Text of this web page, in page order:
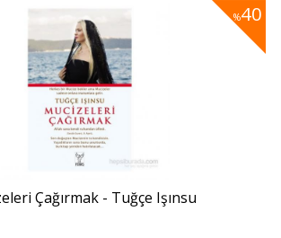
%40
Çağırmak - Tuğçe Işınsu